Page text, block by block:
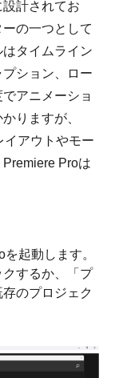
計されてお
の一つとして
タイムライン
ション、ロー
アニメーショ
りますが、
アウトやモー
Proは
起動します。
するか、「プ
のプロジェク